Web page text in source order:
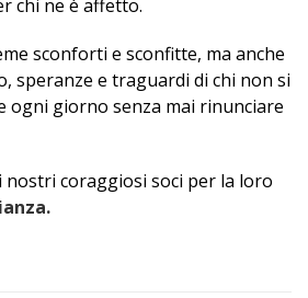
chi ne è affetto.
sconforti e sconfitte, ma anche
speranze e traguardi di chi non si
ogni giorno senza mai rinunciare
nostri coraggiosi soci per la loro